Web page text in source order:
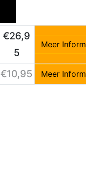
€26,9
5
Meer
€10,95 Meer